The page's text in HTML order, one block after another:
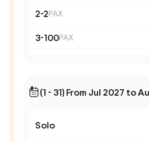
2-2PAX
3-100PAX
(1 - 31) From Jul 2027 to
Solo